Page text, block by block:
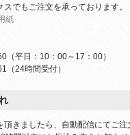
スでもご注文を承っております。
紙
（平日：10：00～17：00）
（24時間受付）
頂きましたら、自動配信にてご